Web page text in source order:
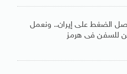
الضغط على إيران.. ونعمل
للسفن فى هرمز